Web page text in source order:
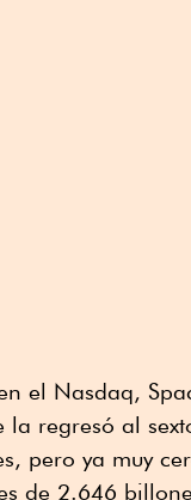
el Nasdaq,
regresó al
pero ya muy
de 2.646